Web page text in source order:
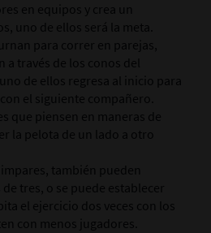
en equipos y crea un
uno de ellos será la meta.
para correr en parejas,
a través de los conos del
de ellos regresa al inicio para
el siguiente compañero.
que piensen en maneras de
la pelota de un lado a otro
también pueden
tres, o se puede establecer
el ejercicio dos veces con los
con menos jugadores.